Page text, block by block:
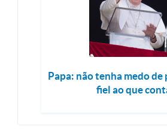
Papa: não tenha medo de
fiel ao que